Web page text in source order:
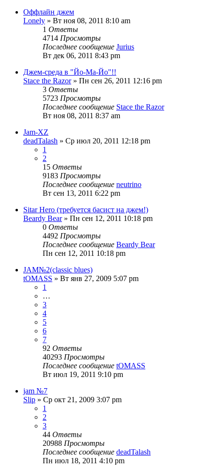
Оффлайн джем
Lonely » Вт ноя 08, 2011 8:10 am
1 Ответы
4714 Просмотры
Последнее сообщение Jurius
Вт дек 06, 2011 8:43 pm
Джем-среда в "Йо-Ма-Йо"!!
Stace the Razor» Пн сен 26, 2011 12:16 pm
3 Ответы
5723 Просмотры
Последнее сообщение Stace the Razor
Вт ноя 08, 2011 8:37 am
Jam-XZ
deadTalash » Ср июл 20, 2011 12:18 pm
1
2
15 Ответы
9183 Просмотры
Последнее сообщение neutrino
Вт сен 13, 2011 6:22 pm
Sitar Hero (требуется басист на джем!)
Beardy Bear» Пн сен 12, 2011 10:18 pm
0 Ответы
4492 Просмотры
Последнее сообщение Beardy Bear
Пн сен 12, 2011 10:18 pm
JAM№2(classic blues)
tOMASS » Вт янв 27, 2009 5:07 pm
1
…
3
4
5
6
7
92 Ответы
40293 Просмотры
Последнее сообщение tOMASS
Вт июл 19, 2011 9:10 pm
jam №7
Slip » Ср окт 21, 2009 3:07 pm
1
2
3
44 Ответы
20988 Просмотры
Последнее сообщение deadTalash
Пн июл 18, 2011 4:10 pm